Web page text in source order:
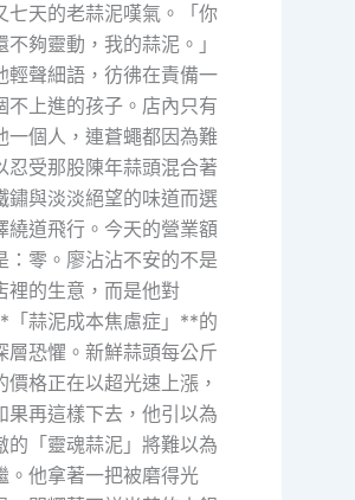
七天的老蒜泥嘆氣。「你
不夠靈動，我的蒜泥。」
輕聲細語，彷彿在責備一
不上進的孩子。店內只有
一個人，連蒼蠅都因為難
忍受那股陳年蒜頭混合著
鏽與淡淡絕望的味道而選
繞道飛行。今天的營業額
：零。廖沾沾不安的不是
裡的生意，而是他對
「蒜泥成本焦慮症」**的
層恐懼。新鮮蒜頭每公斤
價格正在以超光速上漲，
果再這樣下去，他引以為
的「靈魂蒜泥」將難以為
。他拿著一把被磨得光